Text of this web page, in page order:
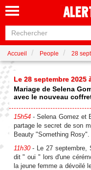
Accueil People 28
Le 28 septembre 2025
Mariage de Selena
avec le nouveau
15h54- Selena Gomez et
partage le secret de son
Beauty "Something Rosy".
11h30- Le 27 septembre,
dit " oui " lors d'une
la jeune femme a dévoilé